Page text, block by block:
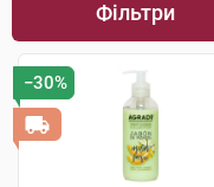
Фільтри
−30%